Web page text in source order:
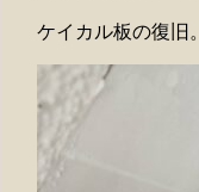
ケイカル板の復旧。